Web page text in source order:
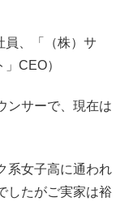
員、「（株）サ
CEO）
ンサーで、現在は
系女子高に通われ
したがご実家は裕